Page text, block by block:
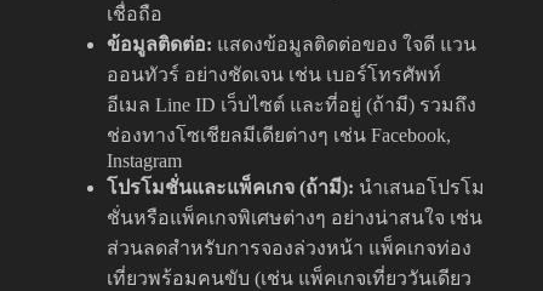
เชื่อถือ
ข้อมูลติดต่อ: แสดงข้อมูลติดต่อของ ใจดี แวน
ออนทัวร์ อย่างชัดเจน เช่น เบอร์โทรศัพท์
อีเมล Line ID เว็บไซต์ และที่อยู่ (ถ้ามี) รวมถึง
ช่องทางโซเชียลมีเดียต่างๆ เช่น Facebook,
Instagram
โปรโมชั่นและแพ็คเกจ (ถ้ามี): นำเสนอโปรโม
ชั่นหรือแพ็คเกจพิเศษต่างๆ อย่างน่าสนใจ เช่น
ส่วนลดสำหรับการจองล่วงหน้า แพ็คเกจท่อง
เที่ยวพร้อมคนขับ (เช่น แพ็คเกจเที่ยววันเดียว